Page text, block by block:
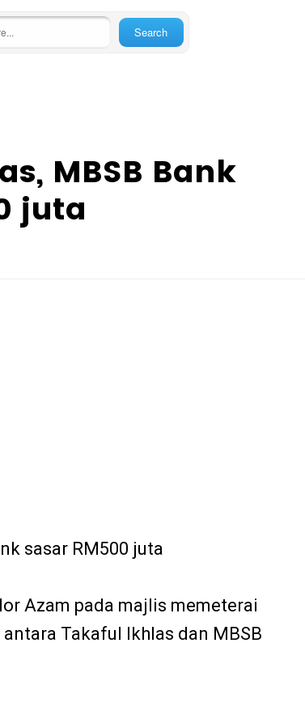
MBSB Bank
juta
sasar RM500 juta
Azam pada majlis memeterai
Takaful Ikhlas dan MBSB